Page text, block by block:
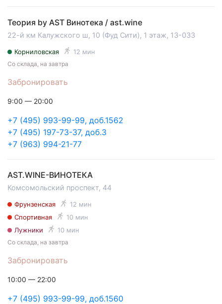
Теория by AST Винотека / ast.wine
22-й км Калужского ш, 10 (Фуд Сити), 1 этаж, 13-033
Корниловская 12 мин
Забронировать
Со склада, на завтра
+7 (495) 993-99-99, доб.1562
+7 (495) 197-73-37, доб.3
+7 (963) 994-21-77
9:00 — 20:00
AST.WINE-ВИНОТЕКА
Комсомольский проспект, 44
Фрунзенская
12 мин
Спортивная
10 мин
Лужники
10 мин
Забронировать
Со склада, на завтра
+7 (495) 993-99-99, доб.1560
10:00 — 22:00